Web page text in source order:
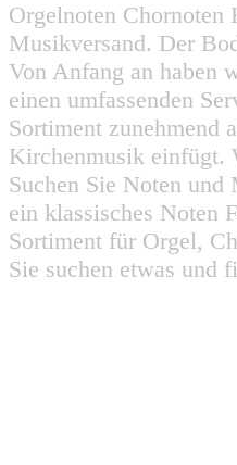
Orgelnoten
Musikversand. Der
Von Anfang an haben
einen umfassenden
Sortiment zunehmend
Kirchenmusik einfügt.
Suchen Sie Noten
ein klassisches Noten
Sortiment für Orgel,
Sie suchen etwas und